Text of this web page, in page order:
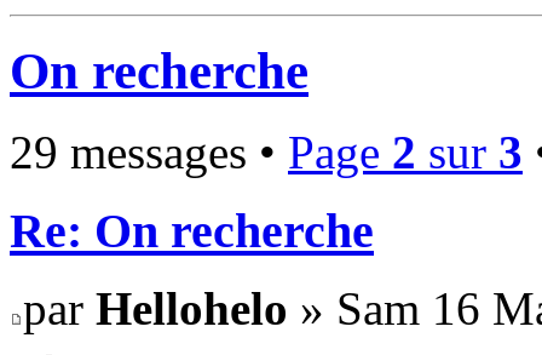
On recherche
29 messages • Page 2 sur 3
Re: On recherche
par Hellohelo » Sam 16